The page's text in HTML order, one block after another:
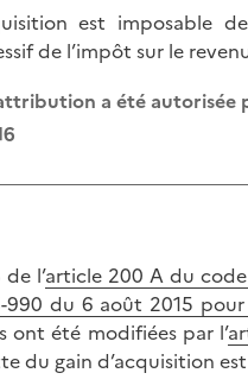
est imposable
de l’impôt sur le
a été autorisée
l’article 200 A du
du 6 août 2015
ont été modifiées par l’
du gain d’acquisition